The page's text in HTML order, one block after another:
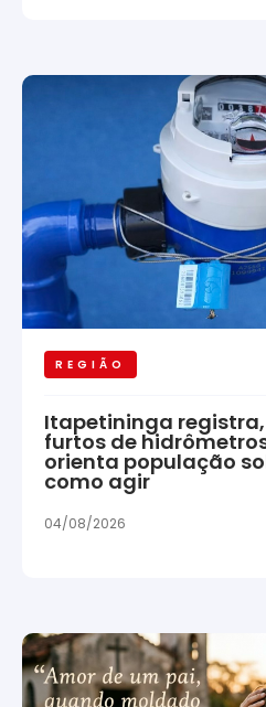
REGIÃO
Itapetininga
furtos de
orienta população
como agir
04/08/2026